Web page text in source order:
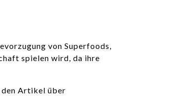
von Superfoods,
spielen wird, da ihre
den Artikel über